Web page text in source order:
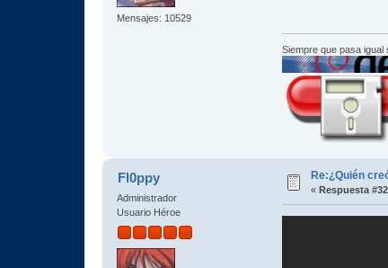
Mensajes: 10529
Siempre que pasa igual
Fl0ppy
Administrador
Usuario Héroe
Re:¿Quién
« Respuesta